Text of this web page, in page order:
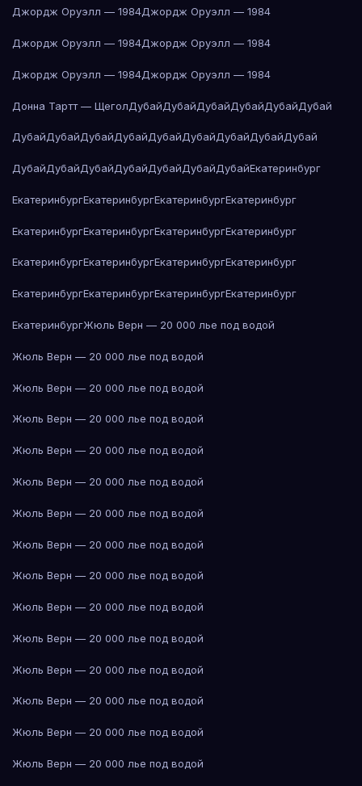
Джордж Оруэлл — 1984Джордж Оруэлл — 1984
Джордж Оруэлл — 1984Джордж Оруэлл — 1984
Джордж Оруэлл — 1984Джордж Оруэлл — 1984
Донна Тартт — ЩеголДубайДубайДубайДубайДубайДубай
ДубайДубайДубайДубайДубайДубайДубайДубайДубай
ДубайДубайДубайДубайДубайДубайДубайЕкатеринбург
ЕкатеринбургЕкатеринбургЕкатеринбургЕкатеринбург
ЕкатеринбургЕкатеринбургЕкатеринбургЕкатеринбург
ЕкатеринбургЕкатеринбургЕкатеринбургЕкатеринбург
ЕкатеринбургЕкатеринбургЕкатеринбургЕкатеринбург
ЕкатеринбургЖюль Верн — 20 000 лье под водой
Жюль Верн — 20 000 лье под водой
Жюль Верн — 20 000 лье под водой
Жюль Верн — 20 000 лье под водой
Жюль Верн — 20 000 лье под водой
Жюль Верн — 20 000 лье под водой
Жюль Верн — 20 000 лье под водой
Жюль Верн — 20 000 лье под водой
Жюль Верн — 20 000 лье под водой
Жюль Верн — 20 000 лье под водой
Жюль Верн — 20 000 лье под водой
Жюль Верн — 20 000 лье под водой
Жюль Верн — 20 000 лье под водой
Жюль Верн — 20 000 лье под водой
Жюль Верн — 20 000 лье под водой